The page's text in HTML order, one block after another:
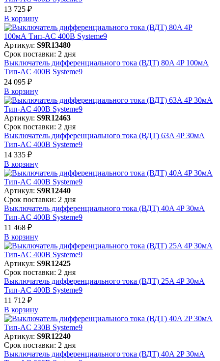
13 725 ₽
В корзинy
Артикул: S9R13480
Срок поставки: 2 дня
Выключатель дифференциального тока (ВДТ) 80A 4P 100мА
Тип-AC 400В Systeme9
24 095 ₽
В корзинy
Артикул: S9R12463
Срок поставки: 2 дня
Выключатель дифференциального тока (ВДТ) 63A 4P 30мА
Тип-AC 400В Systeme9
14 335 ₽
В корзинy
Артикул: S9R12440
Срок поставки: 2 дня
Выключатель дифференциального тока (ВДТ) 40A 4P 30мА
Тип-AC 400В Systeme9
11 468 ₽
В корзинy
Артикул: S9R12425
Срок поставки: 2 дня
Выключатель дифференциального тока (ВДТ) 25A 4P 30мА
Тип-AC 400В Systeme9
11 712 ₽
В корзинy
Артикул: S9R12240
Срок поставки: 2 дня
Выключатель дифференциального тока (ВДТ) 40A 2P 30мА